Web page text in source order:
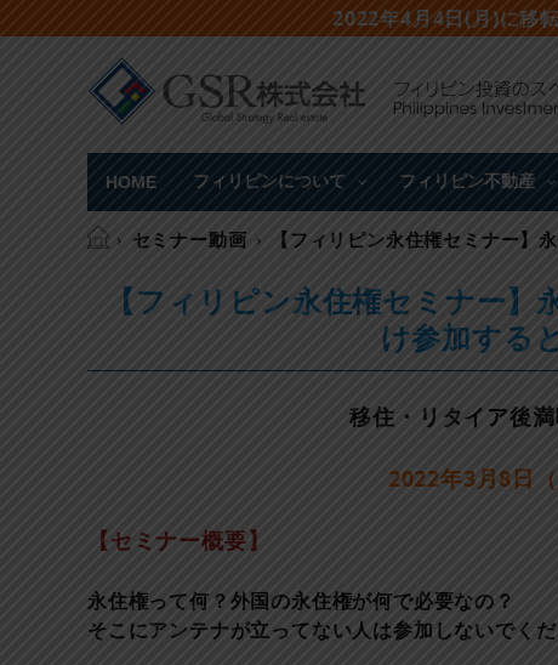
2022年4月4日(月)に移
HOME フィリピンについて フィリピン不動産
セミナー動画 【フィリピン永住権セミナー
【フィリピン永住権セミナー
け参加する
移住・リタイア後
2022年3月8日
【セミナー概要】
永住権って何？外国の永住権が何で必要なの？
そこにアンテナが立ってない人は参加しないでくだ